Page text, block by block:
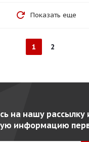
Показать еще
1 2
на нашу рассылку
информацию